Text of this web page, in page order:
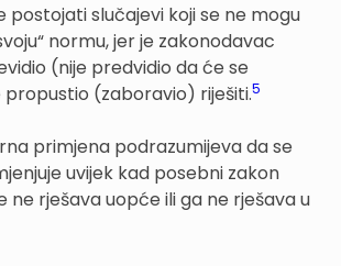
postojati slučajevi koji se ne mogu
normu, jer je zakonodavac
(nije predvidio da će se
propustio (zaboravio) riješiti.5
primjena podrazumijeva da se
uvijek kad posebni zakon
ne rješava uopće ili ga ne rješava u